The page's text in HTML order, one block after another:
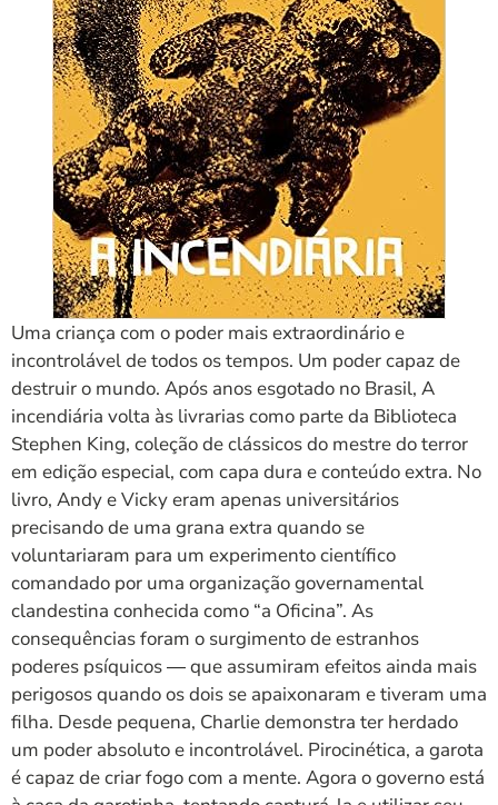
Uma criança com o poder mais extraordinário e
incontrolável de todos os tempos. Um poder capaz de
destruir o mundo. Após anos esgotado no Brasil, A
incendiária volta às livrarias como parte da Biblioteca
Stephen King, coleção de clássicos do mestre do terror
em edição especial, com capa dura e conteúdo extra. No
livro, Andy e Vicky eram apenas universitários
precisando de uma grana extra quando se
voluntariaram para um experimento científico
comandado por uma organização governamental
clandestina conhecida como “a Oficina”. As
consequências foram o surgimento de estranhos
poderes psíquicos ― que assumiram efeitos ainda mais
perigosos quando os dois se apaixonaram e tiveram uma
filha. Desde pequena, Charlie demonstra ter herdado
um poder absoluto e incontrolável. Pirocinética, a garota
é capaz de criar fogo com a mente. Agora o governo está